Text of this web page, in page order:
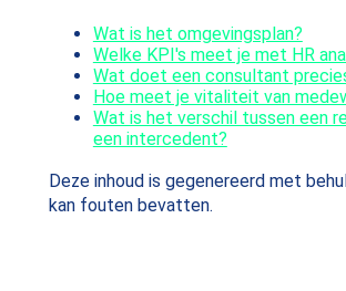
Wat is het omgevingsplan?
Welke KPI's meet je met HR
Wat doet een consultant
Hoe meet je vitaliteit van
Wat is het verschil tussen een
een intercedent?
Deze inhoud is gegenereerd met
kan fouten bevatten.